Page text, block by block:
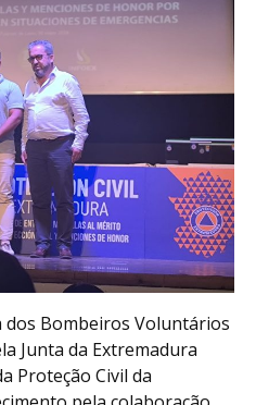
dos Bombeiros Voluntários
Junta da Extremadura
Proteção Civil da